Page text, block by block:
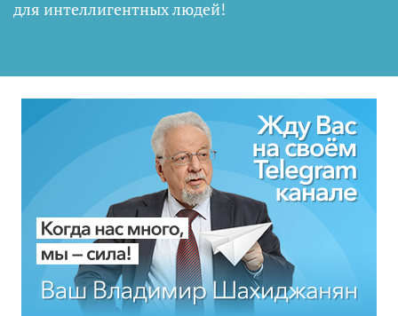
для интеллигентных людей!